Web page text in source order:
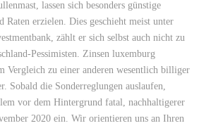
lassen sich besonders günstige
Raten erzielen. Dies geschieht meist unter
zählt er sich selbst auch nicht zu
Pessimisten. Zinsen luxemburg
Vergleich zu einer anderen wesentlich billiger
Sobald die Sonderreglungen auslaufen,
vor dem Hintergrund fatal, nachhaltigerer
2020 ein. Wir orientieren uns an Ihren